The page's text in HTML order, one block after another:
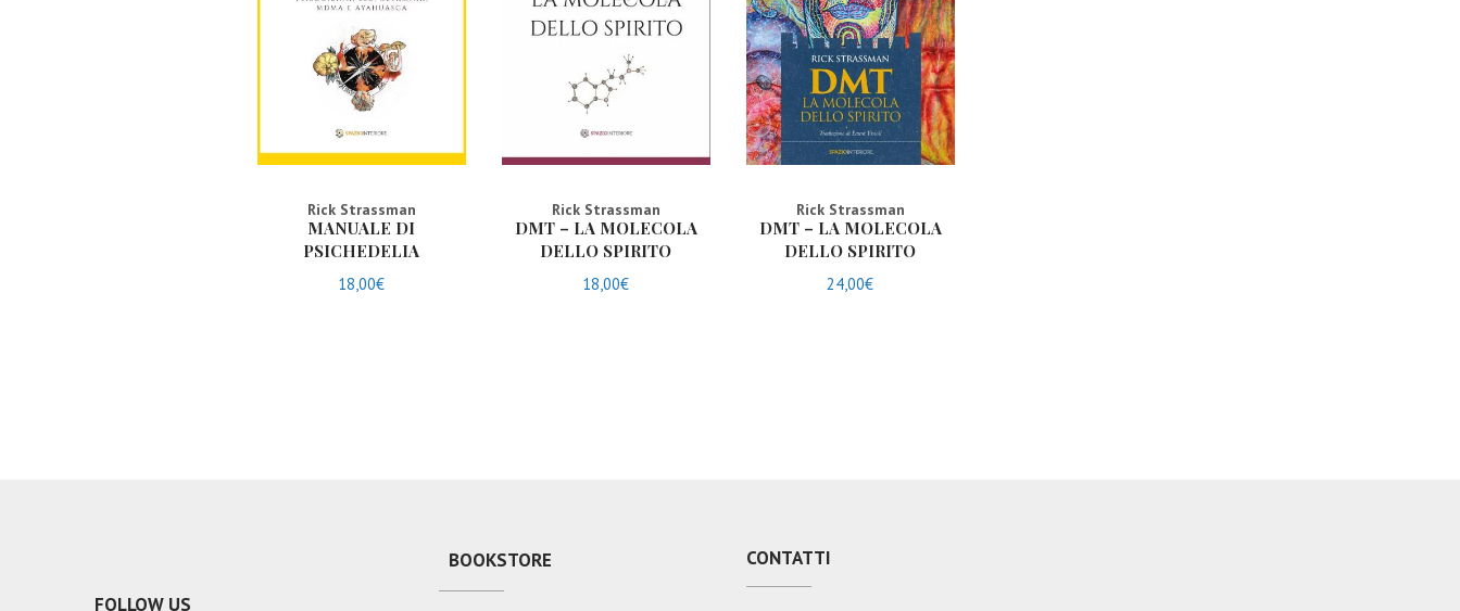
Rick Strassman
MANUALE DI
PSICHEDELIA
18,00€
Rick Strassman
DMT – LA MOLECOLA
DELLO SPIRITO
18,00€
Rick Strassman
DMT – LA MOLECOLA
DELLO SPIRITO
24,00€
FOLLOW US
BOOKSTORE CONTATTI